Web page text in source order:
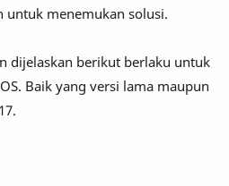
untuk menemukan solusi.
dijelaskan berikut berlaku untuk
Baik yang versi lama maupun